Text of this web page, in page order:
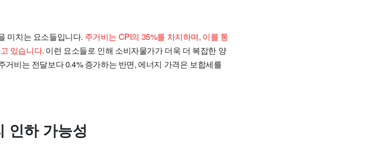
미치는 요소들입니다. 주거비는 CPI의 35%를 차지하며, 이를 통
있습니다. 이런 요소들로 인해 소비자물가가 더욱 더 복잡한 양
거비는 전달보다 0.4% 증가하는 반면, 에너지 가격은 보합세를
인하 가능성